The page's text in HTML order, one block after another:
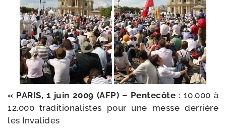
« PARIS, 1 juin 2009 (AFP) – Pentecôte : 10.000 à
12.000 tra­di­tio­na­listes pour une messe der­rière
les Invalides